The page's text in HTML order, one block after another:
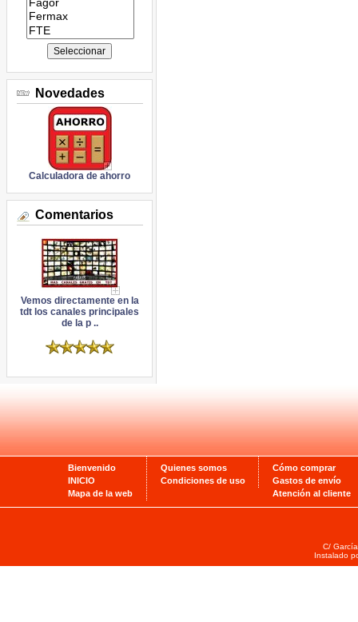
Novedades
Calculadora de ahorro
Comentarios
Vemos directamente en la
tdt los canales principales
de la p ..
Bienvenido
INICIO
Mapa de la web
Quienes somos
Condiciones de uso
Cómo comprar
Gastos de envío
Atención al cliente
C/
Instalado